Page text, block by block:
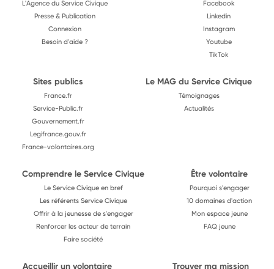
L'Agence du Service Civique
Presse & Publication
Connexion
Besoin d'aide ?
Facebook
Linkedin
Instagram
Youtube
TikTok
Sites publics
France.fr
Service-Public.fr
Gouvernement.fr
Legifrance.gouv.fr
France-volontaires.org
Le MAG du Service Civique
Témoignages
Actualités
Comprendre le Service Civique
Le Service Civique en bref
Les référents Service Civique
Offrir à la jeunesse de s'engager
Renforcer les acteur de terrain
Faire société
Être volontaire
Pourquoi s'engager
10 domaines d'action
Mon espace jeune
FAQ jeune
Accueillir un volontaire Trouver ma mission